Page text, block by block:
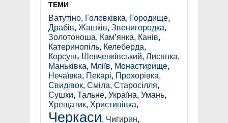
ТЕМИ
Ватутіно, Головківка, Городище,
Драбів, Жашків, Звенигородка,
Золотоноша, Кам’янка, Канів,
Катеринопіль, Келеберда,
Корсунь-Шевченківський, Лисянка,
Маньківка, Мліїв, Монастирище,
Нечаївка, Пекарі, Прохорівка,
Свидівок, Сміла, Старосілля,
Сушки, Тальне, Україна, Умань,
Хрещатик, Христинівка,
Черкаси, Чигирин,